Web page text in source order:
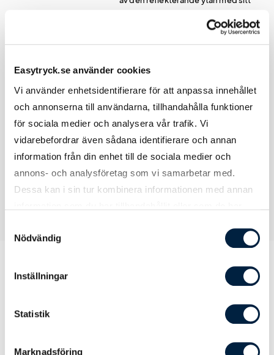
Easytryck.se använder cookies
Vi använder enhetsidentifierare för att anpassa innehållet
och annonserna till användarna, tillhandahålla funktioner
för sociala medier och analysera vår trafik. Vi
vidarebefordrar även sådana identifierare och annan
information från din enhet till de sociala medier och
annons- och analysföretag som vi samarbetar med.
Dessa kan i sin tur kombinera informationen med annan
Nödvändig
Inställningar
Statistik
Marknadsföring
Certifikat / Garantier
Certifikat EN13356
Antal 1000